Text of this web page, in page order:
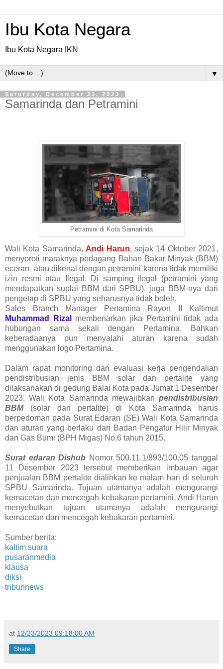
Ibu Kota Negara
Ibu Kota Negara IKN
▼
Saturday, December 23, 2023
Samarinda dan Petramini
Petramini di Kota Samarinda
Wali Kota Samarinda,Andi Harun, sejak 14 Oktober 2021,
menyoroti maraknya pedagang Bahan Bakar Minyak (BBM)
eceran atau dikenal dengan petramini karena tidak memiliki
izin resmi atau Ilegal. Di samping ilegal (petramini yang
mendapatkan suplai BBM dari SPBU), juga BBM-nya dari
pengetap di SPBU yang seharusnya tidak boleh.
Sales Branch Manager Pertamina Rayon II Kaltimut
Muhammad Rizal
membenarkan jika Pertamini tidak ada
hubungan sama sekali dengan Pertamina. Bahkan
keberadaanya pun menyalahi aturan karena sudah
menggunakan logo Pertamina.
Dalam rapat monitoring dan evaluasi kerja pengendalian
pendistribusian jenis BBM solar dan pertalite yang
dilaksanakan di gedung Balai Kota pada Jumat 1 Desember
2023, Wali Kota Samarinda mewajibkan pendistribusian
BBM(solar dan pertalite) di Kota Samarinda harus
berpedoman pada Surat Edaran (SE) Wali Kota Samarinda
dan aturan yang berlaku dari Badan Pengatur Hilir Minyak
dan Gas Bumi (BPH Migas) No.6 tahun 2015.
Surat edaran Dishub Nomor 500.11.1/893/100.05 tanggal
11 Desember 2023 tersebut memberikan imbauan agar
penjualan BBM pertalite dialihkan ke malam hari di seluruh
SPBU Samarinda. Tujuan utamanya adalah mengurangi
kemacetan dan mencegah kebakaran pertamini. Andi Harun
menyebutkan tujuan utamanya adalah mengurangi
kemacetan dan mencegah kebakaran pertamini.
Sumber berita:
kaltim suara
pusaranmedia
klausa
diksi
tribunnews
at 12/23/2023 09:18:00 AM
Share